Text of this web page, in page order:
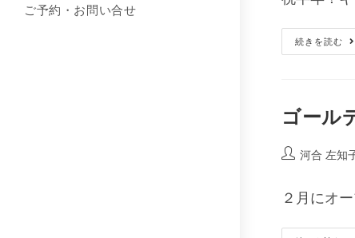
ご予約・お問い合せ
続きを読む
ゴール
河合 左知
２月にオ